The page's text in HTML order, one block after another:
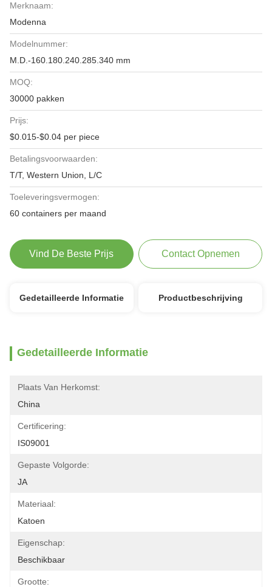
Merknaam:
Modenna
Modelnummer:
M.D.-160.180.240.285.340 mm
MOQ:
30000 pakken
Prijs:
$0.015-$0.04 per piece
Betalingsvoorwaarden:
T/T, Western Union, L/C
Toeleveringsvermogen:
60 containers per maand
Vind De Beste Prijs Contact Opnemen
Gedetailleerde Informatie Productbeschrijving
Gedetailleerde Informatie
Plaats Van Herkomst:
China
Certificering:
IS09001
Gepaste Volgorde:
JA
Materiaal:
Katoen
Eigenschap:
Beschikbaar
Grootte: